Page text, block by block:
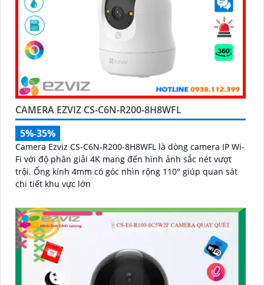
CAMERA EZVIZ CS-C6N-R200-8H8WFL
5%-35%
Camera Ezviz CS-C6N-R200-8H8WFL là dòng camera IP Wi-
Fi với độ phân giải 4K mang đến hình ảnh sắc nét vượt
trội. Ống kính 4mm có góc nhìn rộng 110° giúp quan sát
chi tiết khu vực lớn